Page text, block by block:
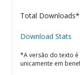
Total
Download Stats
*A versão do texto é
unicamente em